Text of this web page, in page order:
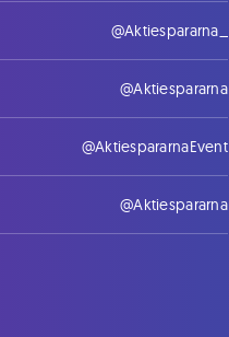
@Aktiespararna_
@Aktiespararna
@AktiespararnaEvent
@Aktiespararna